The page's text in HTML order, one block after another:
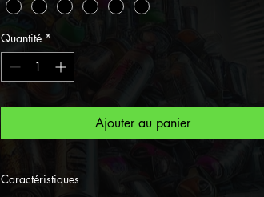
Quantité *
Ajouter au panier
Caractéristiques